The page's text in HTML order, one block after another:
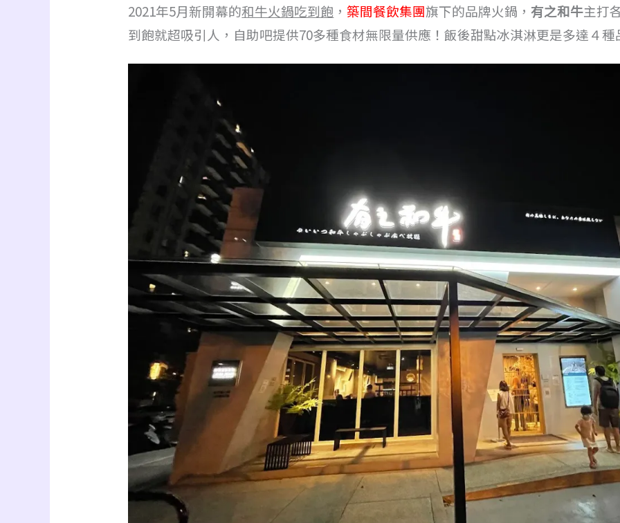
2021年5月新開幕的和牛火鍋吃到飽 ， 築間餐飲集團旗下的品牌火鍋，有之和牛主打
到飽就超吸引人，自助吧提供70多種食材無限量供應！飯後甜點冰淇淋更是多達４